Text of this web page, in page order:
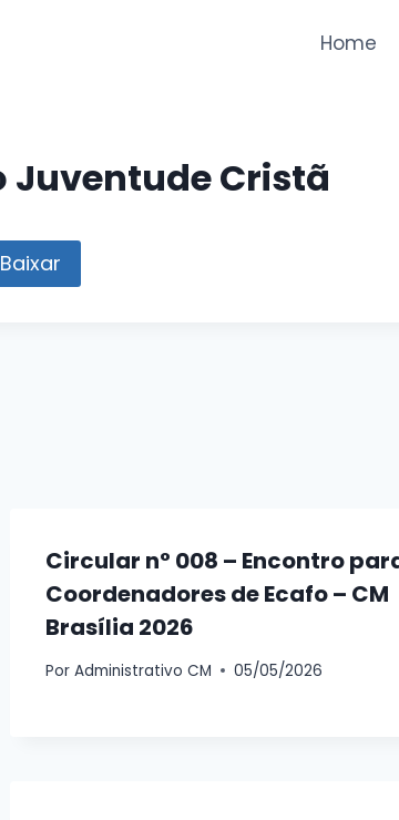
Home
Juventude Cristã
Baixar
Circular n° 008 – Encontro
Coordenadores de Ecafo – CM
Brasília 2026
Por Administrativo CM 05/05/2026